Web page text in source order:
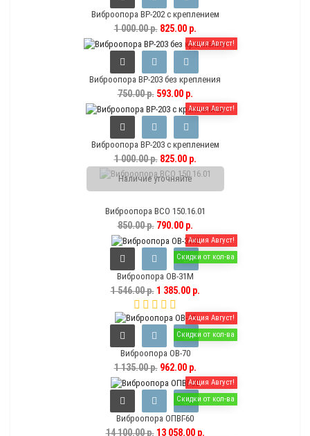
Виброопора ВР-202 с креплением
1 000.00 р.825.00 р.
Акция Август!
Виброопора ВР-203 без крепления
750.00 р.593.00 р.
Акция Август!
Виброопора ВР-203 с креплением
1 000.00 р.825.00 р.
Наличие уточняйте
Виброопора ВСО 150.16.01
850.00 р.790.00 р.
Акция Август!
Скидки от кол-ва
Виброопора ОВ-31М
1 546.00 р.1 385.00 р.
Акция Август!
Скидки от кол-ва
Виброопора ОВ-70
1 135.00 р.962.00 р.
Акция Август!
Скидки от кол-ва
Виброопора ОПВГ-60
14 100.00 р.13 058.00 р.